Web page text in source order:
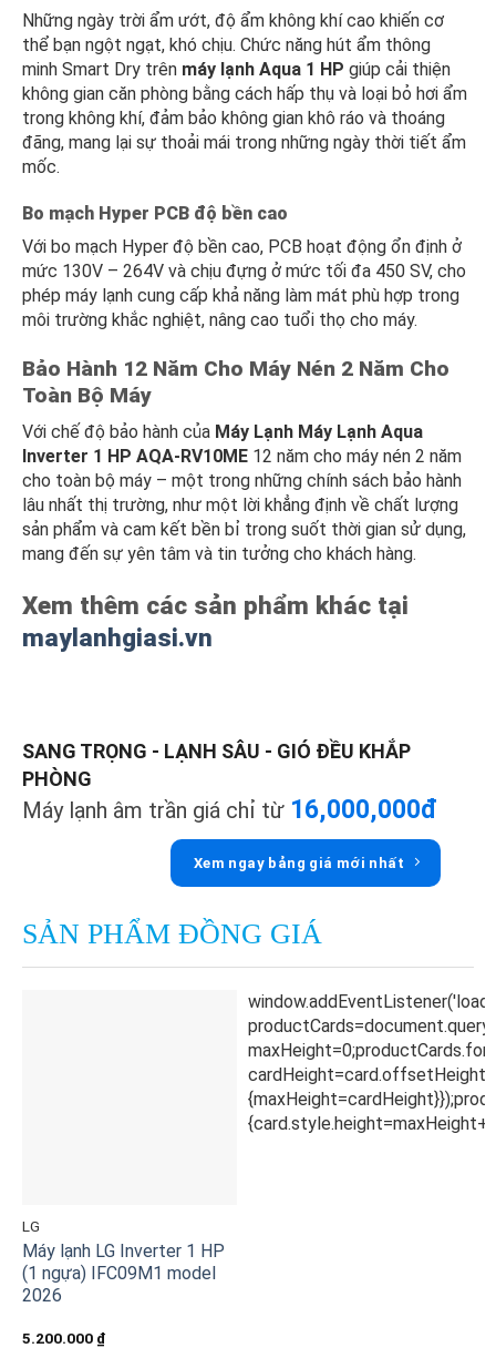
Những ngày trời ẩm ướt, độ ẩm không khí cao khiến cơ
thể bạn ngột ngạt, khó chịu. Chức năng hút ẩm thông
minh Smart Dry trên máy lạnh Aqua 1 HP giúp cải thiện
không gian căn phòng bằng cách hấp thụ và loại bỏ hơi ẩm
trong không khí, đảm bảo không gian khô ráo và thoáng
đãng, mang lại sự thoải mái trong những ngày thời tiết ẩm
mốc.
Bo mạch Hyper PCB độ bền cao
Với bo mạch Hyper độ bền cao, PCB hoạt động ổn định ở
mức 130V – 264V và chịu đựng ở mức tối đa 450 SV, cho
phép máy lạnh cung cấp khả năng làm mát phù hợp trong
môi trường khắc nghiệt, nâng cao tuổi thọ cho máy.
Bảo Hành 12 Năm Cho Máy Nén 2 Năm Cho
Toàn Bộ Máy
Với chế độ bảo hành của Máy Lạnh Máy Lạnh Aqua
Inverter 1 HP AQA-RV10ME 12 năm cho máy nén 2 năm
cho toàn bộ máy – một trong những chính sách bảo hành
lâu nhất thị trường, như một lời khẳng định về chất lượng
sản phẩm và cam kết bền bỉ trong suốt thời gian sử dụng,
mang đến sự yên tâm và tin tưởng cho khách hàng.
Xem thêm các sản phẩm khác tại
maylanhgiasi.vn
SANG TRỌNG - LẠNH SÂU - GIÓ ĐỀU KHẮP
PHÒNG
Máy lạnh âm trần giá chỉ từ 16,000,000đ
Xem ngay bảng giá mới nhất
SẢN PHẨM ĐỒNG GIÁ
LG
Máy lạnh LG Inverter 1 HP
(1 ngựa) IFC09M1 model
2026
5.200.000 ₫